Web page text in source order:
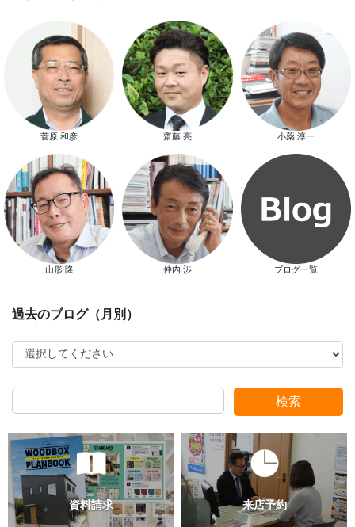
新春特別キャンペーン
スタッフ別ブログ
菅原 和彦 齋藤 亮 小薬 淳一
山形 隆 仲内 渉 ブログ一覧
検索